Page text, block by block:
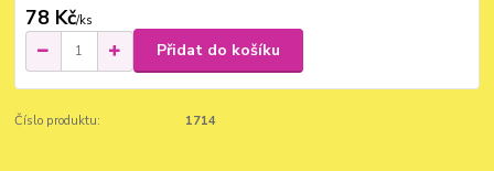
78 Kč/ks
Přidat do košíku
Číslo produktu: 1714